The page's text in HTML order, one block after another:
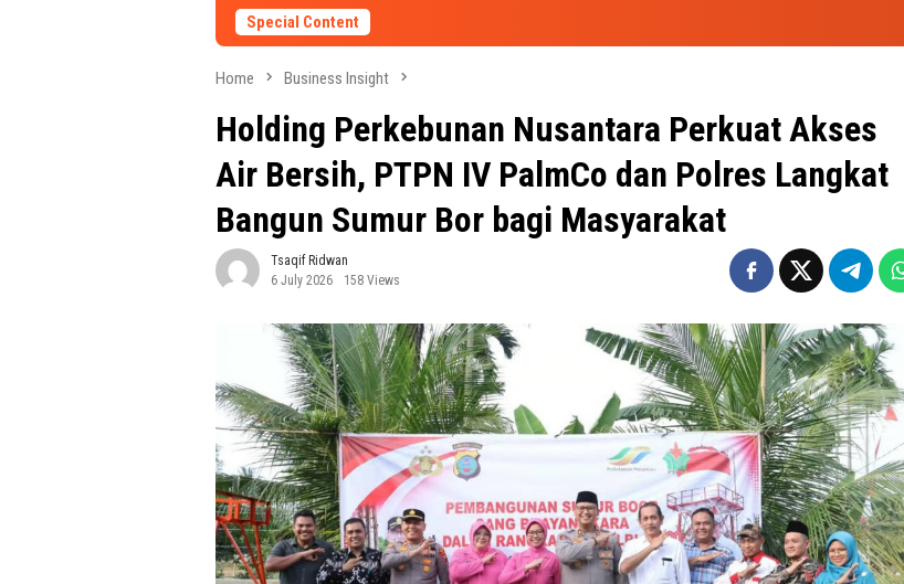
Special Content
Home Business Insight
Holding Perkebunan Nusantara Perkuat Akses
Air Bersih, PTPN IV PalmCo dan Polres Langkat
Bangun Sumur Bor bagi Masyarakat
Tsaqif Ridwan
6 July 2026
158 Views